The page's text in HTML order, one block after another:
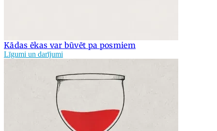
Kādas ēkas var būvēt pa posmiem
Līgumi un darījumi